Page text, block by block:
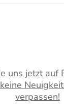
uns jetzt auf
verpassen!